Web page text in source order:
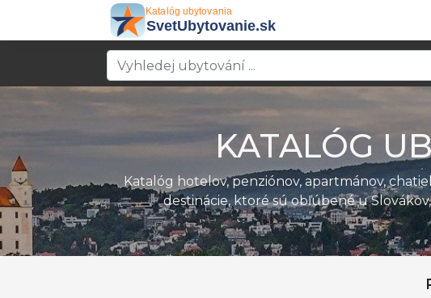
KATALÓG
Katalóg hotelov, penziónov, apartmánov,
destinácie, ktoré sú obľúbené u